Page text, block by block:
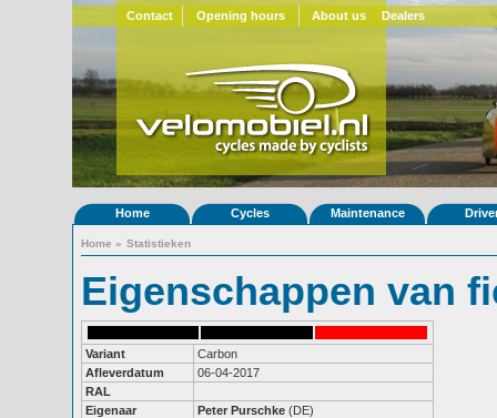
Contact Opening hours About us Dealers
Home Cycles Maintenance
Home » Statistieken
Eigenschappen van
Variant
Carbon
Afleverdatum
06-04-2017
RAL
Eigenaar
Peter Purschke (DE)